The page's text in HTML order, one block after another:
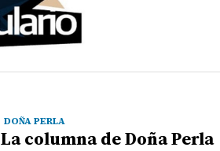
DOÑA PERLA
La columna de Doña Perla